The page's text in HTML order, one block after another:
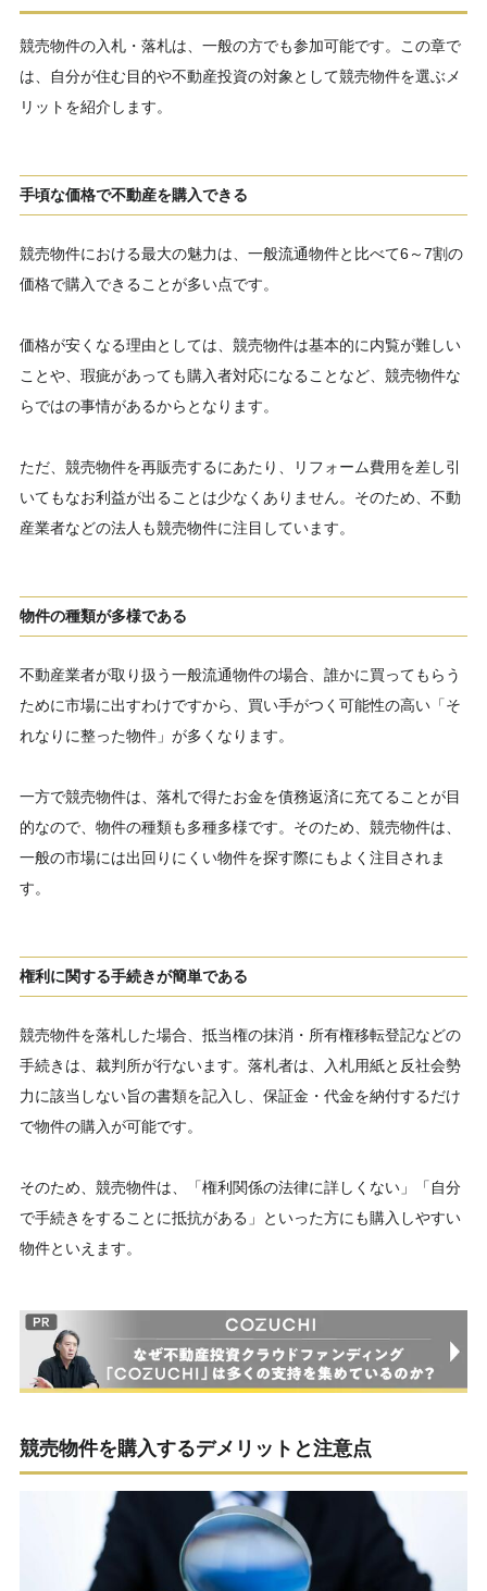
競売物件の入札・落札は、一般の方でも参加可能です。この章で
は、自分が住む目的や不動産投資の対象として競売物件を選ぶメ
リットを紹介します。
手頃な価格で不動産を購入できる
競売物件における最大の魅力は、一般流通物件と比べて6～7割の
価格で購入できることが多い点です。
価格が安くなる理由としては、競売物件は基本的に内覧が難しい
ことや、瑕疵があっても購入者対応になることなど、競売物件な
らではの事情があるからとなります。
ただ、競売物件を再販売するにあたり、リフォーム費用を差し引
いてもなお利益が出ることは少なくありません。そのため、不動
産業者などの法人も競売物件に注目しています。
物件の種類が多様である
不動産業者が取り扱う一般流通物件の場合、誰かに買ってもらう
ために市場に出すわけですから、買い手がつく可能性の高い「そ
れなりに整った物件」が多くなります。
一方で競売物件は、落札で得たお金を債務返済に充てることが目
的なので、物件の種類も多種多様です。そのため、競売物件は、
一般の市場には出回りにくい物件を探す際にもよく注目されま
す。
権利に関する手続きが簡単である
競売物件を落札した場合、抵当権の抹消・所有権移転登記などの
手続きは、裁判所が行ないます。落札者は、入札用紙と反社会勢
力に該当しない旨の書類を記入し、保証金・代金を納付するだけ
で物件の購入が可能です。
そのため、競売物件は、「権利関係の法律に詳しくない」「自分
で手続きをすることに抵抗がある」といった方にも購入しやすい
物件といえます。
競売物件を購入するデメリットと注意点